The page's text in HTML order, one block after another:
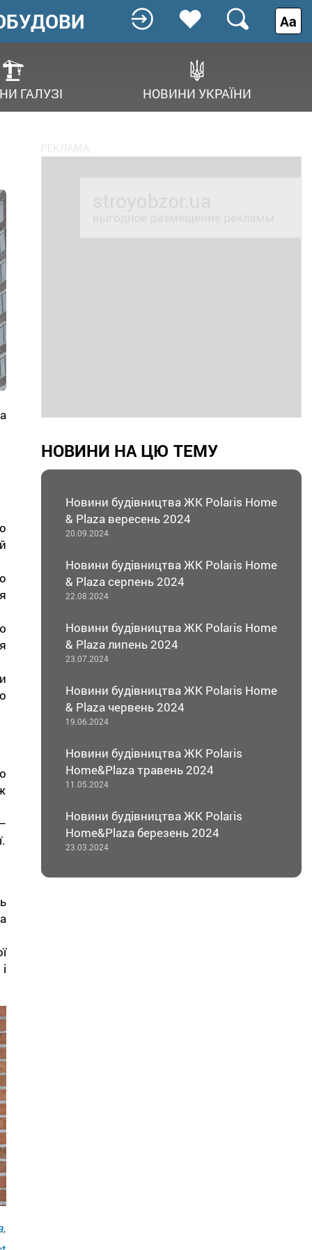
ГАЛУЗІ НОВИНИ УКРАЇНИ
Аа
.
НОВИНИ НА ЦЮ ТЕМУ
Новини будівництва ЖК Polaris Home
& Plaza вересень 2024
20.09.2024
Новини будівництва ЖК Polaris Home
& Plaza серпень 2024
22.08.2024
Новини будівництва ЖК Polaris Home
& Plaza липень 2024
23.07.2024
Новини будівництва ЖК Polaris Home
& Plaza червень 2024
19.06.2024
Новини будівництва ЖК Polaris
Home&Plaza травень 2024
11.05.2024
Новини будівництва ЖК Polaris
Home&Plaza березень 2024
23.03.2024